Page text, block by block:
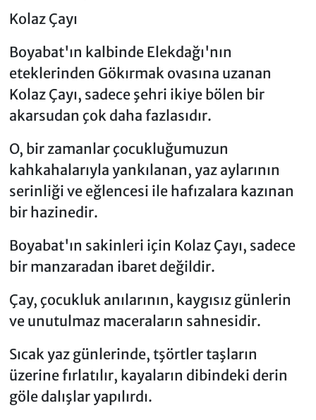
Kolaz Çayı
Boyabat'ın kalbinde Elekdağı'nın
eteklerinden Gökırmak ovasına uzanan
Kolaz Çayı, sadece şehri ikiye bölen bir
akarsudan çok daha fazlasıdır.
O, bir zamanlar çocukluğumuzun
kahkahalarıyla yankılanan, yaz aylarının
serinliği ve eğlencesi ile hafızalara kazınan
bir hazinedir.
Boyabat'ın sakinleri için Kolaz Çayı, sadece
bir manzaradan ibaret değildir.
Çay, çocukluk anılarının, kaygısız günlerin
ve unutulmaz maceraların sahnesidir.
Sıcak yaz günlerinde, tşörtler taşların
üzerine fırlatılır, kayaların dibindeki derin
göle dalışlar yapılırdı.